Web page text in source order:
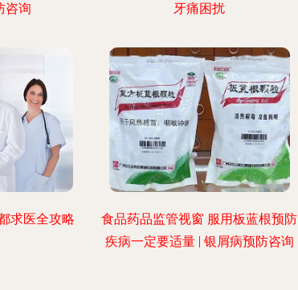
咨询
牙痛困扰
求医全攻略
食品药品监管视窗 服用板蓝根预防
疾病一定要适量 | 银屑病预防咨询